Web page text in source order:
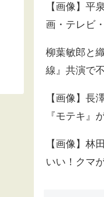
【画像】平
画・テレビ
柳葉敏郎と
線』共演で
【画像】長
『モテキ』
【画像】林
いい！クマ